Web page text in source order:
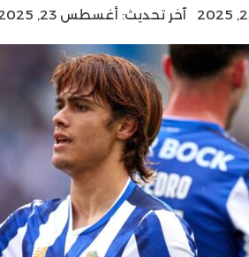
آخر تحديث: أغسطس 23, 2025